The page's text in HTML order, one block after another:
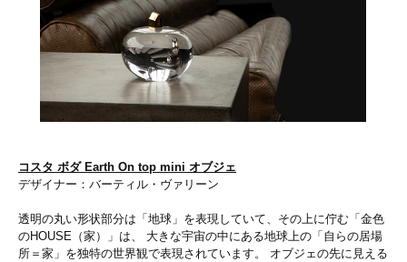
コスタ ボダ Earth On top mini オブジェ
デザイナー：バーティル・ヴァリーン
透明の丸い形状部分は「地球」を表現していて、その上に佇む「金色
のHOUSE（家）」は、 大きな宇宙の中にある地球上の「自らの居場
所＝家」を独特の世界観で表現されています。 オブジェの先に見える